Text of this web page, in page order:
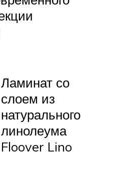
Ламинат со
слоем из
натурального
линолеума
Floover Lino